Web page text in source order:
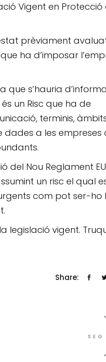
Vigent en Protecció
prèviament
ha d’imposar
que s’hauria
és un Risc que ha de
terminis,
dades a les empreses
del Nou Reglament
un risc el qual
com pot ser-ho
legislació vigent.
Share:
SEG